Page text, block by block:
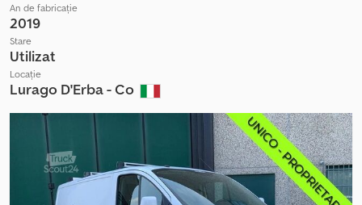
An de fabricație
2019
Stare
Utilizat
Locație
Lurago D'Erba - Co